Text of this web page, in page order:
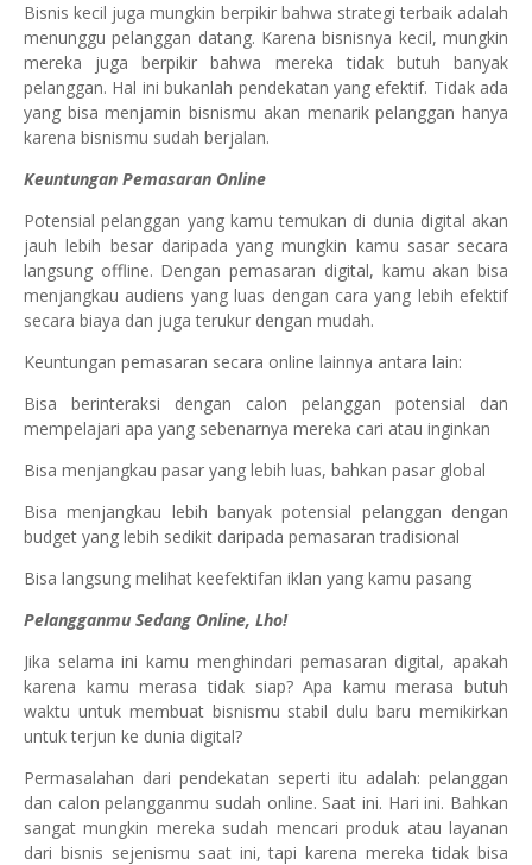
Bisnis kecil juga mungkin berpikir bahwa strategi terbaik adalah
menunggu pelanggan datang. Karena bisnisnya kecil, mungkin
mereka juga berpikir bahwa mereka tidak butuh banyak
pelanggan. Hal ini bukanlah pendekatan yang efektif. Tidak ada
yang bisa menjamin bisnismu akan menarik pelanggan hanya
karena bisnismu sudah berjalan.
Keuntungan Pemasaran Online
Potensial pelanggan yang kamu temukan di dunia digital akan
jauh lebih besar daripada yang mungkin kamu sasar secara
langsung offline. Dengan pemasaran digital, kamu akan bisa
menjangkau audiens yang luas dengan cara yang lebih efektif
secara biaya dan juga terukur dengan mudah.
Keuntungan pemasaran secara online lainnya antara lain:
Bisa berinteraksi dengan calon pelanggan potensial dan
mempelajari apa yang sebenarnya mereka cari atau inginkan
Bisa menjangkau pasar yang lebih luas, bahkan pasar global
Bisa menjangkau lebih banyak potensial pelanggan dengan
budget yang lebih sedikit daripada pemasaran tradisional
Bisa langsung melihat keefektifan iklan yang kamu pasang
Pelangganmu Sedang Online, Lho!
Jika selama ini kamu menghindari pemasaran digital, apakah
karena kamu merasa tidak siap? Apa kamu merasa butuh
waktu untuk membuat bisnismu stabil dulu baru memikirkan
untuk terjun ke dunia digital?
Permasalahan dari pendekatan seperti itu adalah: pelanggan
dan calon pelangganmu sudah online. Saat ini. Hari ini. Bahkan
sangat mungkin mereka sudah mencari produk atau layanan
dari bisnis sejenismu saat ini, tapi karena mereka tidak bisa